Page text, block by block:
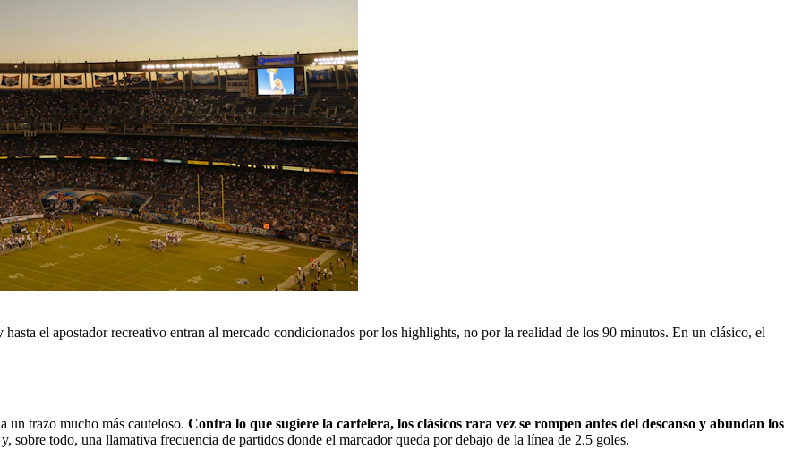
el apostador recreativo entran al mercado condicionados por los highlights, no por la realidad de los 90 minutos. En un clásico, el
un trazo mucho más cauteloso. Contra lo que sugiere la cartelera, los clásicos rara vez se rompen antes del descanso y abundan los
sobre todo, una llamativa frecuencia de partidos donde el marcador queda por debajo de la línea de 2.5 goles.